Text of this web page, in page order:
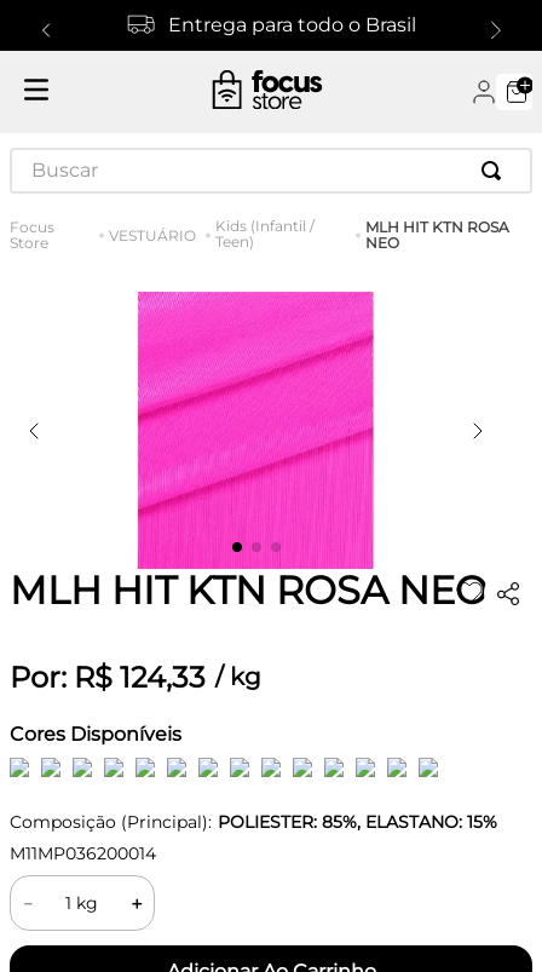
Entrega para todo o Brasil
Buscar
VESTUÁRIO
Kids (Infantil /
Teen)
MLH HIT KTN ROSA
NEO
MLH HIT KTN ROSA NEO
Por: R$ 124,33 / kg
Cores Disponíveis
Composição (Principal): POLIESTER: 85%, ELASTANO: 15%
M11MP036200014
＋
－